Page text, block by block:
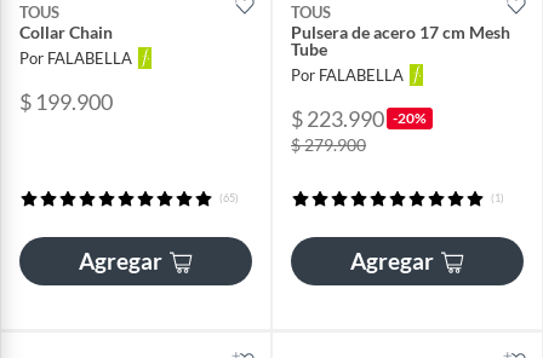
TOUS
Collar Chain
Por FALABELLA
$ 199.900
(65)
Agregar
TOUS
Pulsera de acero 17 cm Mesh
Tube
Por FALABELLA
$ 223.990 -20%
$ 279.900
(1)
Agregar